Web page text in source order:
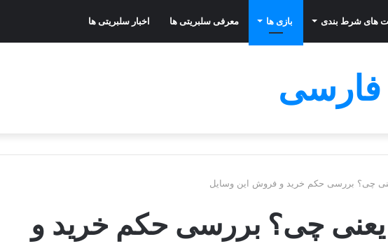
های شرط بندی بازی ها معرفی سلبریتی ها اخبار سلبریتی ها
چی؟ بررسی حکم خرید و فروش این وسایل
یعنی چی؟ بررسی حکم خرید و